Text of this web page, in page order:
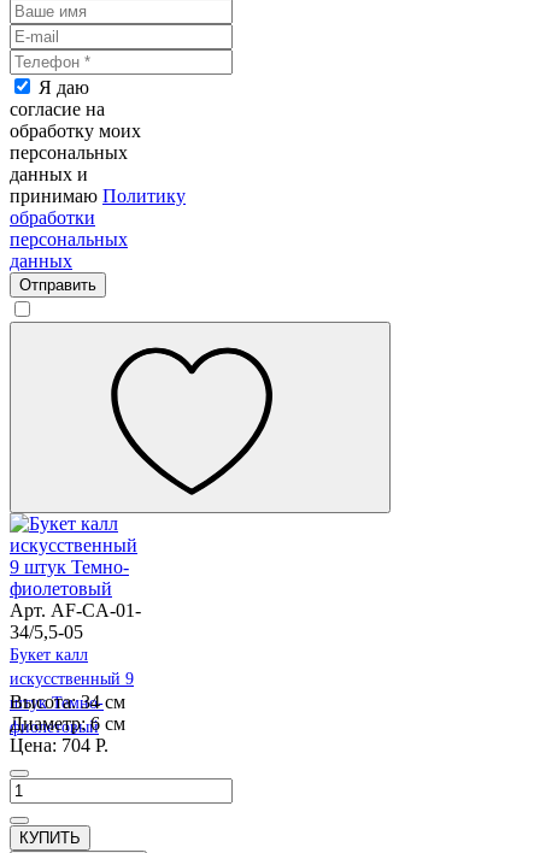
Я даю
согласие на
обработку моих
персональных
данных и
принимаю Политику
обработки
персональных
данных
Отправить
Арт. AF-CA-01-
34/5,5-05
Букет калл
искусственный 9
штук Темно-
фиолетовый
Высота: 34 см
Диаметр: 6 см
Цена: 704 Р.